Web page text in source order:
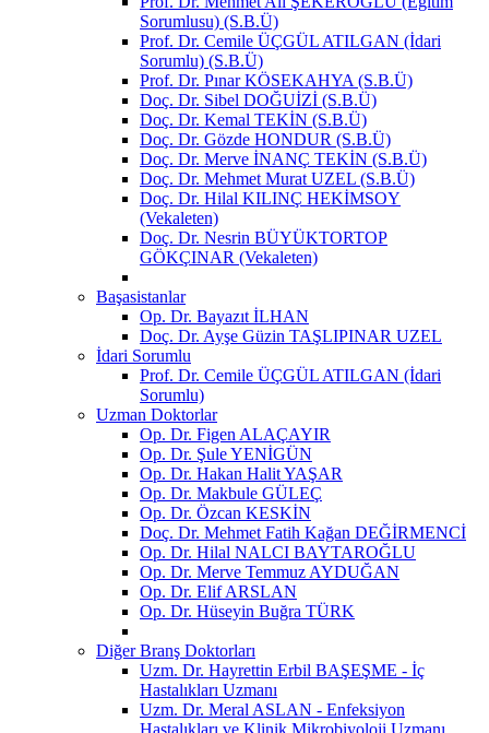
Sorumlusu) (S.B.Ü)
Prof. Dr. Cemile ÜÇGÜL ATILGAN (İdari
Sorumlu) (S.B.Ü)
Prof. Dr. Pınar KÖSEKAHYA (S.B.Ü)
Doç. Dr. Sibel DOĞUİZİ (S.B.Ü)
Doç. Dr. Kemal TEKİN (S.B.Ü)
Doç. Dr. Gözde HONDUR (S.B.Ü)
Doç. Dr. Merve İNANÇ TEKİN (S.B.Ü)
Doç. Dr. Mehmet Murat UZEL (S.B.Ü)
Doç. Dr. Hilal KILINÇ HEKİMSOY
(Vekaleten)
Doç. Dr. Nesrin BÜYÜKTORTOP
GÖKÇINAR (Vekaleten)
Başasistanlar
Op. Dr. Bayazıt İLHAN
Doç. Dr. Ayşe Güzin TAŞLIPINAR UZEL
İdari Sorumlu
Prof. Dr. Cemile ÜÇGÜL ATILGAN (İdari
Sorumlu)
Uzman Doktorlar
Op. Dr. Figen ALAÇAYIR
Op. Dr. Şule YENİGÜN
Op. Dr. Hakan Halit YAŞAR
Op. Dr. Makbule GÜLEÇ
Op. Dr. Özcan KESKİN
Doç. Dr. Mehmet Fatih Kağan DEĞİRMENCİ
Op. Dr. Hilal NALCI BAYTAROĞLU
Op. Dr. Merve Temmuz AYDUĞAN
Op. Dr. Elif ARSLAN
Op. Dr. Hüseyin Buğra TÜRK
Diğer Branş Doktorları
Uzm. Dr. Hayrettin Erbil BAŞEŞME - İç
Hastalıkları Uzmanı
Uzm. Dr. Meral ASLAN - Enfeksiyon
Hastalıkları ve Klinik Mikrobiyoloji Uzmanı